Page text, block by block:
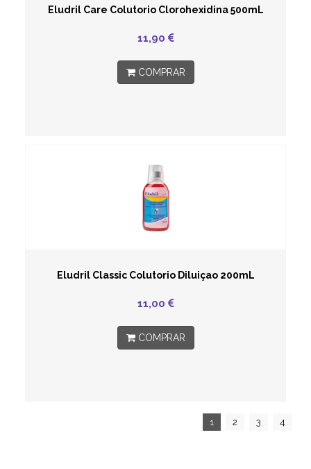
Eludril Care Colutorio Clorohexidina 500mL
11,90
COMPRAR
Eludril Classic Colutorio Diluiçao 200mL
11,00
COMPRAR
1 2 3 4